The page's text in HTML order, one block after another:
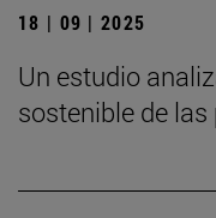
18 | 09 | 2025
Un estudio
sostenible de